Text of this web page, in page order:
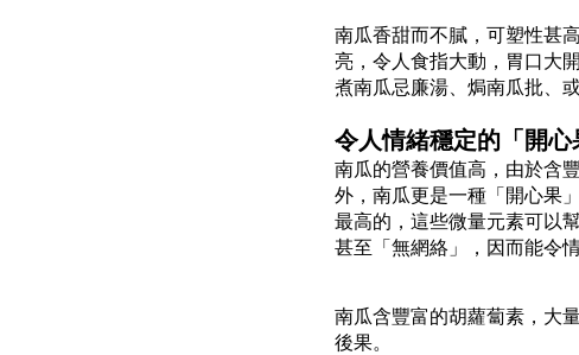
南瓜香甜而不膩，可塑性甚
亮，令人食指大動，胃口大
煮南瓜忌廉湯、焗南瓜批、
令人情緒穩定的「開心
南瓜的營養價值高，由於含
外，南瓜更是一種「開心果
最高的，這些微量元素可以
甚至「無網絡」，因而能令
南瓜含豐富的胡蘿蔔素，大
後果。